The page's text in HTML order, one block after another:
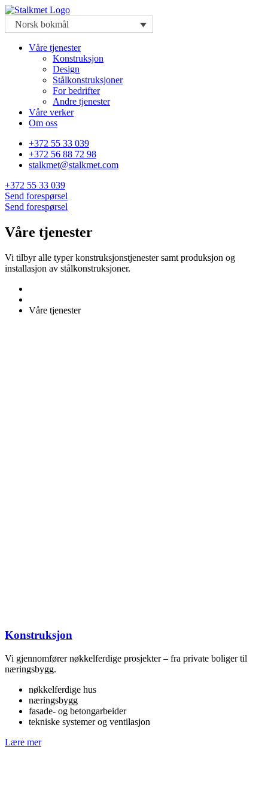
Norsk bokmål
Våre tjenester
Konstruksjon
Design
Stålkonstruksjoner
For bedrifter
Andre tjenester
Våre verker
Om oss
+372 55 33 039
+372 56 88 72 98
stalkmet@stalkmet.com
+372 55 33 039
Send forespørsel
Send forespørsel
Våre tjenester
Vi tilbyr alle typer konstruksjonstjenester samt produksjon og
installasjon av stålkonstruksjoner.
Våre tjenester
Konstruksjon
Vi gjennomfører nøkkelferdige prosjekter – fra private boliger til
næringsbygg.
nøkkelferdige hus
næringsbygg
fasade- og betongarbeider
tekniske systemer og ventilasjon
Lære mer